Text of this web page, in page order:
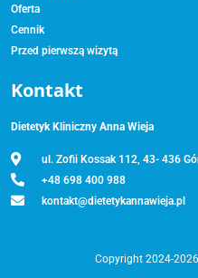
Oferta
Cennik
Przed pierwszą wizytą
Kontakt
Dietetyk Kliniczny Anna Wieja
ul. Zofii Kossak 112, 43- 436
+48 698 400 988
kontakt@dietetykannawieja.pl
Copyright 2024-